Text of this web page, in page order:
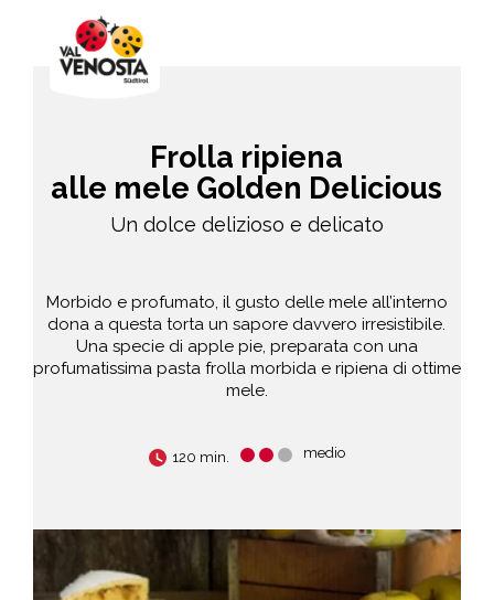
Frolla ripiena
alle mele Golden Delicious
Un dolce delizioso e delicato
Morbido e profumato, il gusto delle mele all’interno
dona a questa torta un sapore davvero irresistibile.
Una specie di apple pie, preparata con una
profumatissima pasta frolla morbida e ripiena di ottime
mele.
120 min. medio